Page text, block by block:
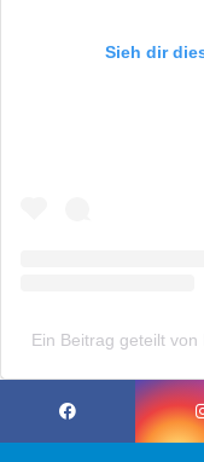
Sieh dir
Ein Beitrag geteilt